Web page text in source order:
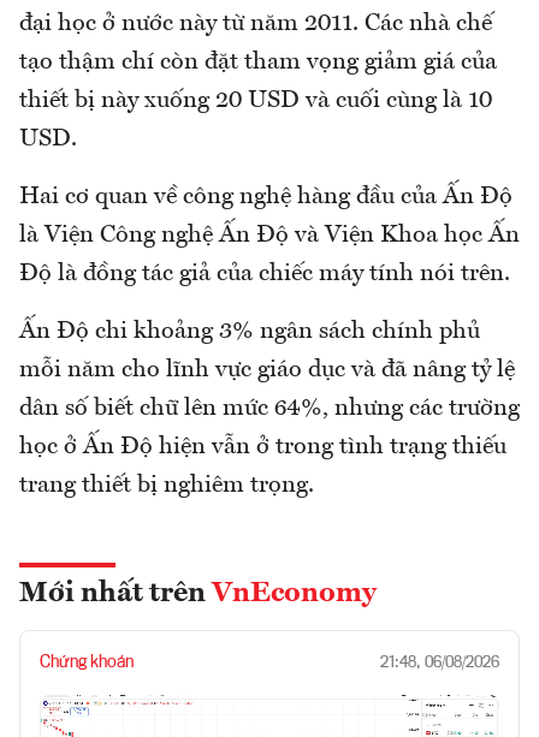
đại học ở nước này từ năm 2011. Các nhà chế
tạo thậm chí còn đặt tham vọng giảm giá của
thiết bị này xuống 20 USD và cuối cùng là 10
USD.
Hai cơ quan về công nghệ hàng đầu của Ấn Độ
là Viện Công nghệ Ấn Độ và Viện Khoa học Ấn
Độ là đồng tác giả của chiếc máy tính nói trên.
Ấn Độ chi khoảng 3% ngân sách chính phủ
mỗi năm cho lĩnh vực giáo dục và đã nâng tỷ lệ
dân số biết chữ lên mức 64%, nhưng các trường
học ở Ấn Độ hiện vẫn ở trong tình trạng thiếu
trang thiết bị nghiêm trọng.
Mới nhất trên VnEconomy
Chứng khoán 21:48, 06/08/2026